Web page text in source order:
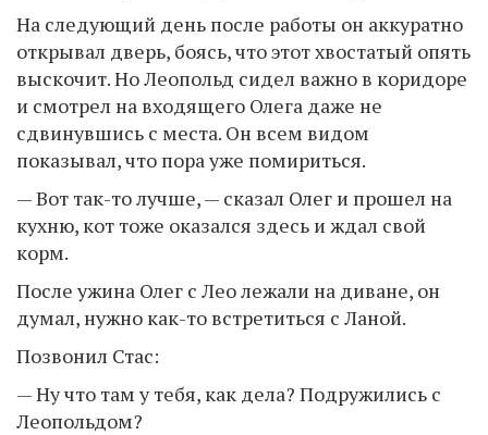
На следующий день после работы он аккуратно
открывал дверь, боясь, что этот хвостатый опять
выскочит. Но Леопольд сидел важно в коридоре
и смотрел на входящего Олега даже не
сдвинувшись с места. Он всем видом
показывал, что пора уже помириться.
— Вот так-то лучше, — сказал Олег и прошел на
кухню, кот тоже оказался здесь и ждал свой
корм.
После ужина Олег с Лео лежали на диване, он
думал, нужно как-то встретиться с Ланой.
Позвонил Стас:
— Ну что там у тебя, как дела? Подружились с
Леопольдом?